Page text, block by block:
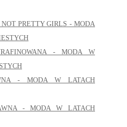
PRETTY GIRLS - MODA
- MODA W
- MODA W LATACH
- MODA W LATACH